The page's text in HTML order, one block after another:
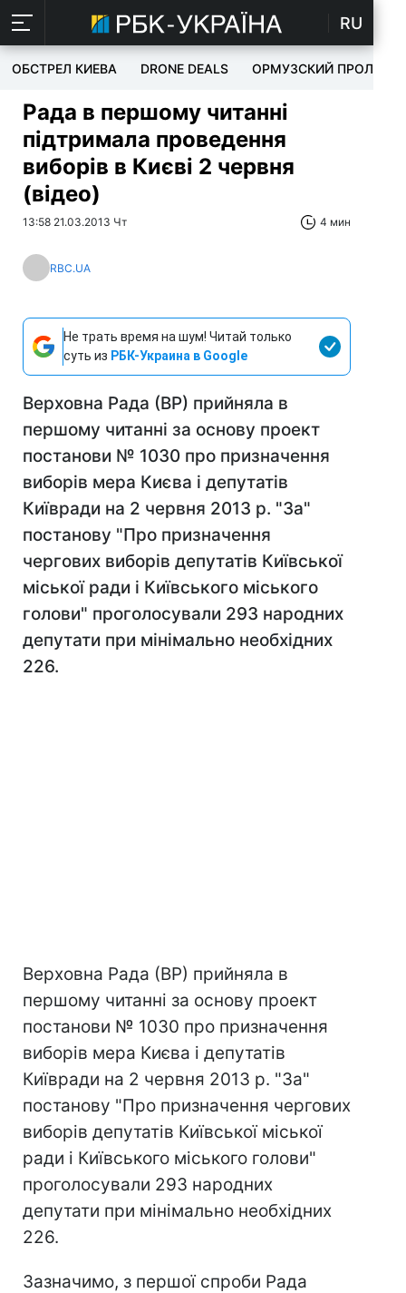
RU
ОБСТРЕЛ КИЕВА DRONE DEALS ОРМУЗСКИЙ ПРОЛИВ
Рада в першому читанні
підтримала проведення
виборів в Києві 2 червня
(відео)
13:58 21.03.2013 Чт 4 мин
RBC.UA
Не трать время на шум! Читай только
суть из РБК-Украина в Google
Верховна Рада (ВР) прийняла в
першому читанні за основу проект
постанови № 1030 про призначення
виборів мера Києва і депутатів
Київради на 2 червня 2013 р. "За"
постанову "Про призначення
чергових виборів депутатів Київської
міської ради і Київського міського
голови" проголосували 293 народних
депутати при мінімально необхідних
226.
Верховна Рада (ВР) прийняла в
першому читанні за основу проект
постанови № 1030 про призначення
виборів мера Києва і депутатів
Київради на 2 червня 2013 р. "За"
постанову "Про призначення чергових
виборів депутатів Київської міської
ради і Київського міського голови"
проголосували 293 народних
депутати при мінімально необхідних
226.
Зазначимо, з першої спроби Рада